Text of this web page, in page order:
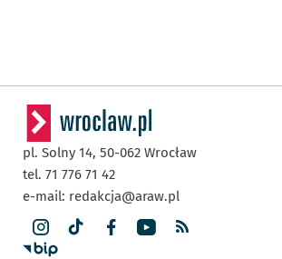
pl. Solny 14, 50-062 Wrocław
tel. 71 776 71 42
e-mail: redakcja@araw.pl